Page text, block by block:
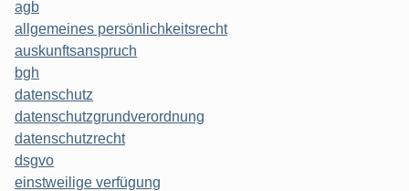
agb
allgemeines persönlichkeitsrecht
auskunftsanspruch
bgh
datenschutz
datenschutzgrundverordnung
datenschutzrecht
dsgvo
einstweilige verfügung